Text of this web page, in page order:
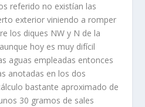
referido no existían las
exterior viniendo a romper
los diques NW y N de la
hoy es muy difícil
aguas empleadas entonces
anotadas en los dos
bastante aproximado de
30 gramos de sales